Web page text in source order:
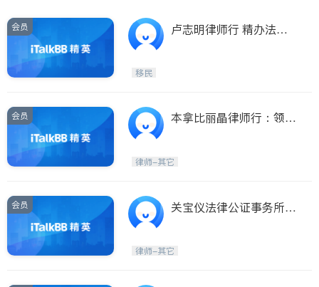
New Westminster
Langley
Port Moody
Maple Ridge
BC - Other Cities
会员
卢志明律师行 精办法律
移民
会员
本拿比丽晶律师行：领馆
刑事洗底、无犯罪记录、
律师-其它
会员
关宝仪法律公证事务所 -
比丽晶
律师-其它